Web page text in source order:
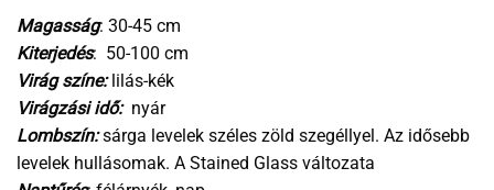
Magasság: 30-45 cm
Kiterjedés: 50-100 cm
Virág színe:lilás-kék
Virágzási idő:nyár
Lombszín:sárga levelek széles zöld szegéllyel. Az idősebb
levelek hullásomak. A Stained Glass változata